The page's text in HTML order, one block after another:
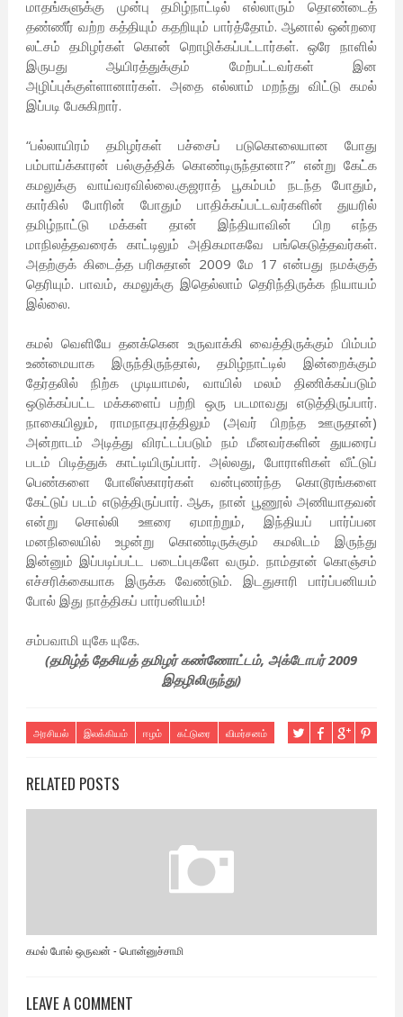
மாதங்களுக்கு முன்பு தமிழ்நாட்டில் எல்லாரும் தொண்டைத்
தண்ணீர் வற்ற கத்தியும் கதறியும் பார்த்தோம். ஆனால் ஒன்றரை
லட்சம் தமிழர்கள் கொன் றொழிக்கப்பட்டார்கள். ஒரே நாளில்
இருபது ஆயிரத்துக்கும் மேற்பட்டவர்கள் இன
அழிப்புக்குள்ளானார்கள். அதை எல்லாம் மறந்து விட்டு கமல்
இப்படி பேசுகிறார்.
“பல்லாயிரம் தமிழர்கள் பச்சைப் படுகொலையான போது
பம்பாய்க்காரன் பல்குத்திக் கொண்டிருந்தானா?” என்று கேட்க
கமலுக்கு வாய்வரவில்லை.குஜராத் பூகம்பம் நடந்த போதும்,
கார்கில் போரின் போதும் பாதிக்கப்பட்டவர்களின் துயரில்
தமிழ்நாட்டு மக்கள் தான் இந்தியாவின் பிற எந்த
மாநிலத்தவரைக் காட்டிலும் அதிகமாகவே பங்கெடுத்தவர்கள்.
அதற்குக் கிடைத்த பரிசுதான் 2009 மே 17 என்பது நமக்குத்
தெரியும். பாவம், கமலுக்கு இதெல்லாம் தெரிந்திருக்க நியாயம்
இல்லை.
கமல் வெளியே தனக்கென உருவாக்கி வைத்திருக்கும் பிம்பம்
உண்மையாக இருந்திருந்தால், தமிழ்நாட்டில் இன்றைக்கும்
தேர்தலில் நிற்க முடியாமல், வாயில் மலம் திணிக்கப்படும்
ஒடுக்கப்பட்ட மக்களைப் பற்றி ஒரு படமாவது எடுத்திருப்பார்.
நாகையிலும், ராமநாதபுரத்திலும் (அவர் பிறந்த ஊருதான்)
அன்றாடம் அடித்து விரட்டப்படும் நம் மீனவர்களின் துயரைப்
படம் பிடித்துக் காட்டியிருப்பார். அல்லது, போராளிகள் வீட்டுப்
பெண்களை போலீஸ்காரர்கள் வன்புணர்ந்த கொடூரங்களை
கேட்டுப் படம் எடுத்திருப்பார். ஆக, நான் பூணூல் அணியாதவன்
என்று சொல்லி ஊரை ஏமாற்றும், இந்தியப் பார்ப்பன
மனநிலையில் உழன்று கொண்டிருக்கும் கமலிடம் இருந்து
இன்னும் இப்படிப்பட்ட படைப்புகளே வரும். நாம்தான் கொஞ்சம்
எச்சரிக்கையாக இருக்க வேண்டும். இடதுசாரி பார்ப்பனியம்
போல் இது நாத்திகப் பார்பனியம்!
சம்பவாமி யுகே யுகே.
(தமிழ்த் தேசியத் தமிழர் கண்ணோட்டம், அக்டோபர் 2009
இதழிலிருந்து)
அரசியல் இலக்கியம் ஈழம் கட்டுரை விமர்சனம்
RELATED POSTS
கமல் போல் ஒருவன் - பொன்னுச்சாமி
LEAVE A COMMENT